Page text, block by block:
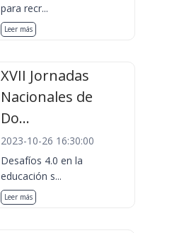
para recr...
Leer más
XVII Jornadas
Nacionales de
Do...
2023-10-26 16:30:00
Desafíos 4.0 en la
educación s...
Leer más